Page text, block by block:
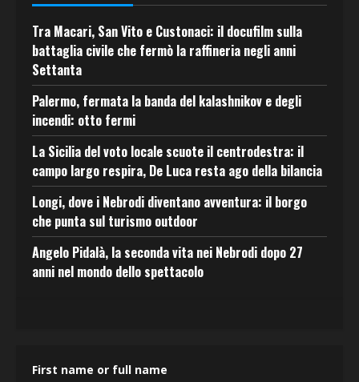
Tra Macari, San Vito e Custonaci: il docufilm sulla
battaglia civile che fermò la raffineria negli anni
Settanta
Palermo, fermata la banda del kalashnikov e degli
incendi: otto fermi
La Sicilia del voto locale scuote il centrodestra: il
campo largo respira, De Luca resta ago della bilancia
Longi, dove i Nebrodi diventano avventura: il borgo
che punta sul turismo outdoor
Angelo Pidalà, la seconda vita nei Nebrodi dopo 27
anni nel mondo dello spettacolo
First name or full name